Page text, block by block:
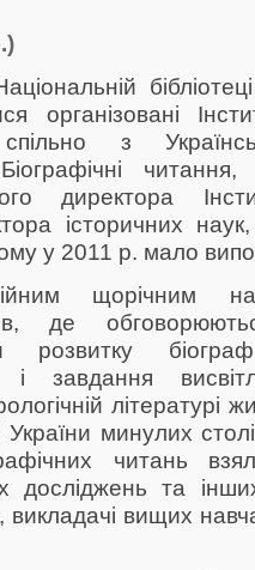
організовані
з
читання,
директора
історичних
у 2011 р. мало
щорічним
де
розвитку
і завдання
літературі
минулих
читань
досліджень та
викладачі вищих